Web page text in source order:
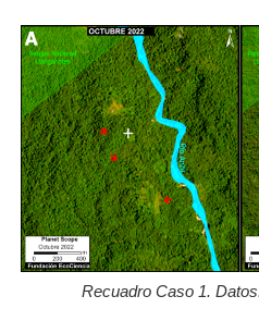
Recuadro Caso 1.